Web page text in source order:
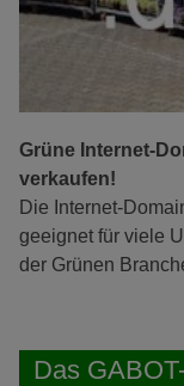
Grüne Internet-
verkaufen!
Die Internet-
geeignet für viele
der Grünen
Das